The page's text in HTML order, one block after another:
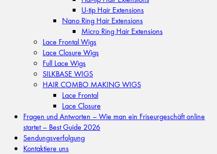
U-tip Hair Extensions
Nano Ring Hair Extensions
Micro Ring Hair Extensions
Lace Frontal Wigs
Lace Closure Wigs
Full Lace Wigs
SILKBASE WIGS
HAIR COMBO MAKING WIGS
Lace Frontal
Lace Closure
Fragen und Antworten – Wie man ein Friseurgeschäft online
startet – Best Guide 2026
Sendungsverfolgung
Kontaktiere uns